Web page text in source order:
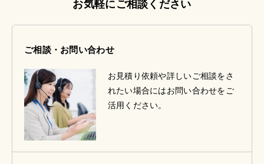
お気軽にご相談ください
ご相談・お問い合わせ
お見積り依頼や詳しいご相談をさ
れたい場合にはお問い合わせをご
活用ください。